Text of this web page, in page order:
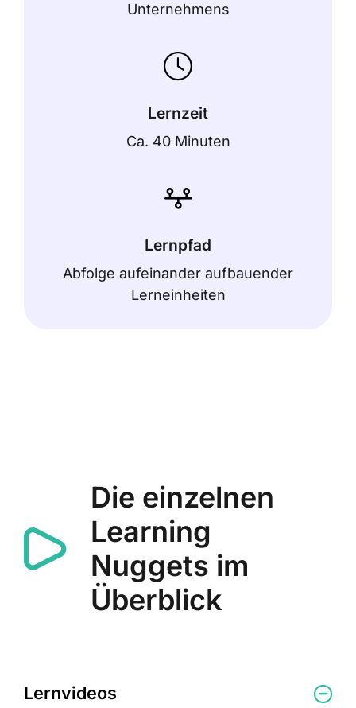
Unternehmens
Lernzeit
Ca. 40 Minuten
Lernpfad
Abfolge aufeinander aufbauender
Lerneinheiten
Die einzelnen
Learning
Nuggets im
Überblick
Lernvideos